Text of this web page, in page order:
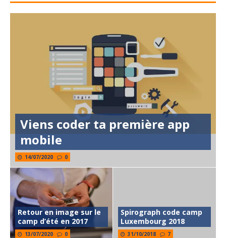
Viens coder ta première app
mobile
14/07/2020 0
Retour en image sur le
camp d’été en 2017
13/07/2020 0
Spirograph code camp
Luxembourg 2018
31/10/2018 7